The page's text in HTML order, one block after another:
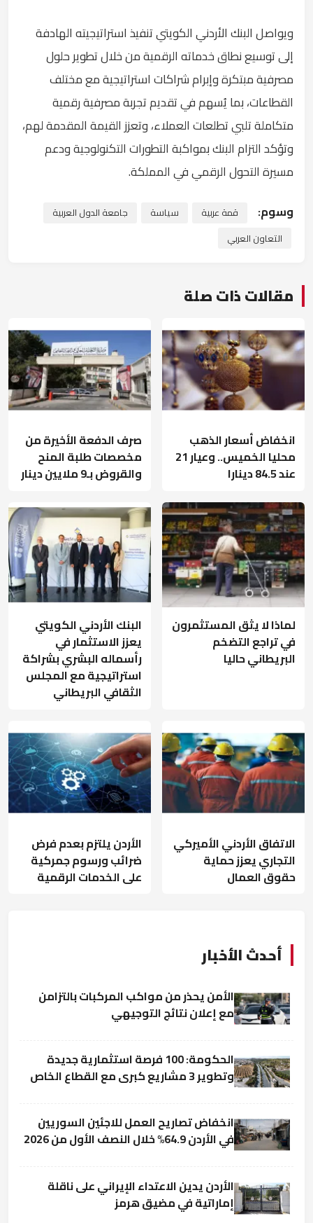
ويواصل البنك الأردني الكويتي تنفيذ استراتيجيته الهادفة
إلى توسيع نطاق خدماته الرقمية من خلال تطوير حلول
مصرفية مبتكرة وإبرام شراكات استراتيجية مع مختلف
القطاعات، بما يُسهم في تقديم تجربة مصرفية رقمية
متكاملة تلبي تطلعات العملاء، وتعزز القيمة المقدمة لهم،
وتؤكد التزام البنك بمواكبة التطورات التكنولوجية ودعم
مسيرة التحول الرقمي في المملكة.
وسوم: قمة عربية سياسة
جامعة الدول العربية
التعاون العربي
مقالات ذات صلة
انخفاض أسعار الذهب
محليا الخميس.. وعيار 21
عند 84.5 دينارا
صرف الدفعة الأخيرة من
مخصصات طلبة المنح
والقروض بـ9 ملايين دينار
لماذا لا يثق المستثمرون
في تراجع التضخم
البريطاني حاليا
البنك الأردني الكويتي
يعزز الاستثمار في
رأسماله البشري بشراكة
استراتيجية مع المجلس
الثقافي البريطاني
الاتفاق الأردني الأميركي
التجاري يعزز حماية
حقوق العمال
الأردن يلتزم بعدم فرض
ضرائب ورسوم جمركية
على الخدمات الرقمية
أحدث الأخبار
الأمن يحذر من مواكب المركبات بالتزامن
مع إعلان نتائج التوجيهي
الحكومة: 100 فرصة استثمارية جديدة
وتطوير 3 مشاريع كبرى مع القطاع الخاص
انخفاض تصاريح العمل للاجئين السوريين
في الأردن 64.9% خلال النصف الأول من 2026
الأردن يدين الاعتداء الإيراني على ناقلة
إماراتية في مضيق هرمز